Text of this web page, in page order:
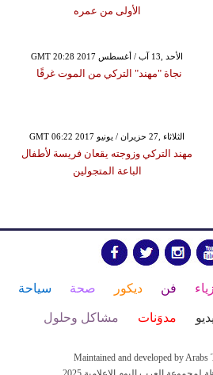
الأولى من عمره
GMT 20:28 2017 الأحد ,13 آب / أغسطس
نجاة "مهند" التركي من الموت غرقًا
GMT 06:22 2017 الثلاثاء ,27 حزيران / يونيو
مهند التركي وزوجته يقعان فريسة لأطفال
الباعة المتجولين
أزياء فن ديكور صحة سياحة
مدوَنات مشاكل وحلول
Maintained and developed by